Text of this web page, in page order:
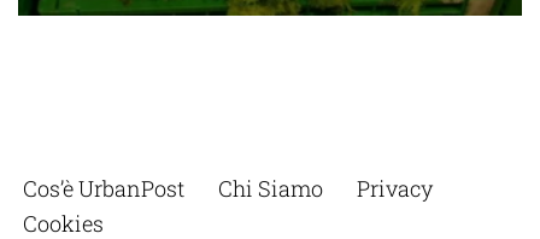
Cos’è UrbanPost Chi Siamo
Privacy
Cookies